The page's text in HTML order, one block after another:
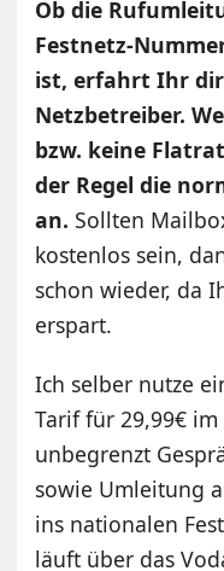
Ob die
Festnetz-
ist, erfahrt Ihr
Netzbetreiber.
bzw. keine
der Regel die
an.Sollten
kostenlos sein,
schon wieder, da
erspart.
Ich selber nutze
Tarif für 29,99€
unbegrenzt
sowie Umleitung
ins nationalen
läuft über das